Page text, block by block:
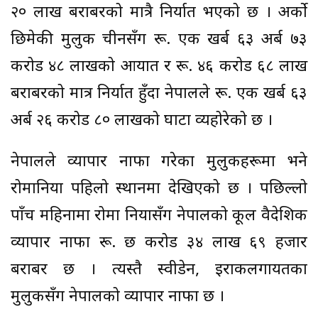
२० लाख बराबरको मात्रै निर्यात भएको छ । अर्को
छिमेकी मुलुक चीनसँग रू. एक खर्ब ६३ अर्ब ७३
करोड ४८ लाखको आयात र रू. ४६ करोड ६८ लाख
बराबरको मात्र निर्यात हुँदा नेपालले रू. एक खर्ब ६३
अर्ब २६ करोड ८० लाखको घाटा व्यहोरेको छ ।
नेपालले व्यापार नाफा गरेका मुलुकहरूमा भने
रोमानिया पहिलो स्थानमा देखिएको छ । पछिल्लो
पाँच महिनामा रोमा नियासँग नेपालको कूल वैदेशिक
व्यापार नाफा रू. छ करोड ३४ लाख ६९ हजार
बराबर छ । त्यस्तै स्वीडेन, इराकलगायतका
मुलुकसँग नेपालको व्यापार नाफा छ ।